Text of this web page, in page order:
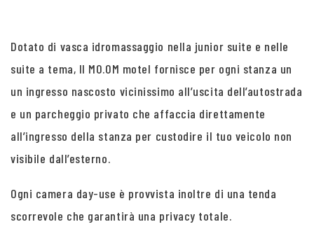
Dotato di vasca idromassaggio nella junior suite e nelle
suite a tema, Il MO.OM motel fornisce per ogni stanza un
un ingresso nascosto vicinissimo all’uscita dell’autostrada
e un parcheggio privato che affaccia direttamente
all’ingresso della stanza per custodire il tuo veicolo non
visibile dall’esterno.
Ogni camera day-use è provvista inoltre di una tenda
scorrevole che garantirà una privacy totale.